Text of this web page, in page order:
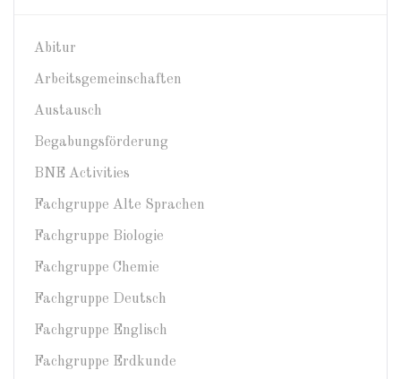
Abitur
Arbeitsgemeinschaften
Austausch
Begabungsförderung
BNE Activities
Fachgruppe Alte Sprachen
Fachgruppe Biologie
Fachgruppe Chemie
Fachgruppe Deutsch
Fachgruppe Englisch
Fachgruppe Erdkunde